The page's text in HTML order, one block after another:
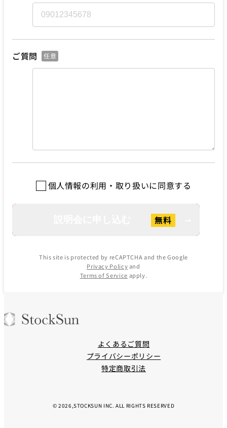
ご質問 任意
個人情報の利用・取り扱いに同意する
This site is protected by reCAPTCHA and the Google
Privacy Policyand
Terms of Service apply.
よくあるご質問
プライバシーポリシー
特定商取引法
© 2026,STOCKSUN INC. ALL RIGHTS RESERVED